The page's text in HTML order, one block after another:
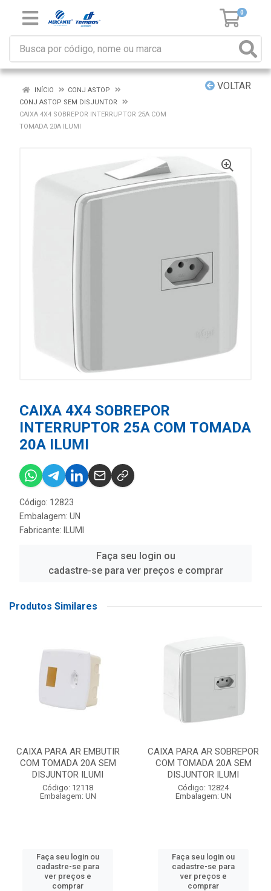
0
VOLTAR
INÍCIO
CONJ ASTOP
CONJ ASTOP SEM DISJUNTOR
CAIXA 4X4 SOBREPOR INTERRUPTOR 25A COM
TOMADA 20A ILUMI
CAIXA 4X4 SOBREPOR
INTERRUPTOR 25A COM TOMADA
20A ILUMI
Código: 12823
Embalagem: UN
Fabricante:
ILUMI
Faça seu login ou
cadastre-se para ver preços e comprar
Produtos Similares
CAIXA PARA AR EMBUTIR
COM TOMADA 20A SEM
DISJUNTOR ILUMI
Código: 12118
Embalagem: UN
Faça seu login ou
cadastre-se para
ver preços e
comprar
CAIXA PARA AR SOBREPOR
COM TOMADA 20A SEM
DISJUNTOR ILUMI
Código: 12824
Embalagem: UN
Faça seu login ou
cadastre-se para
ver preços e
comprar